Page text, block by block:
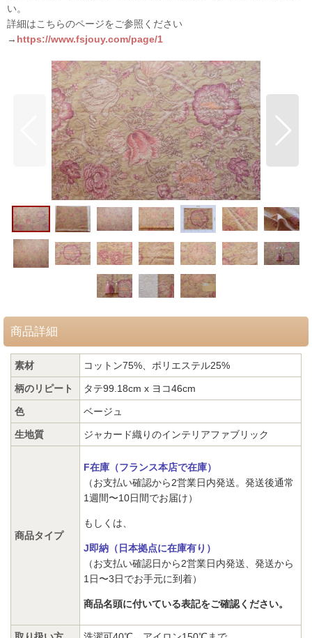
い。
詳細はこちらのページをご参照ください
→ https://www.fsjouy.com/page/1
商品詳細
素材 コットン75%、ポリエステル25%
柄のリピート タテ99.18cm x ヨコ46cm
色 ベージュ
生地質 ジャカード織りのインテリアファブリック
商品タイプ
F在庫（フランス本店で在庫）
（お支払い確認から2営業日内発送。発送後通常
1週間〜10日間でお届け）
もしくは、
J即納（日本拠点に在庫有り）
（お支払い確認日から2営業日内発送、発送から
1日〜3日でお手元に到着）
商品名頭に付いている表記をご確認ください。